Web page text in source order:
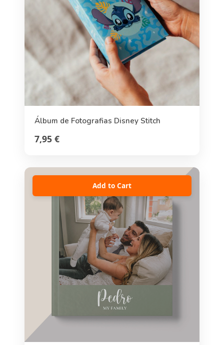
Álbum de Fotografias Disney Stitch
7,95 €
Add to Cart